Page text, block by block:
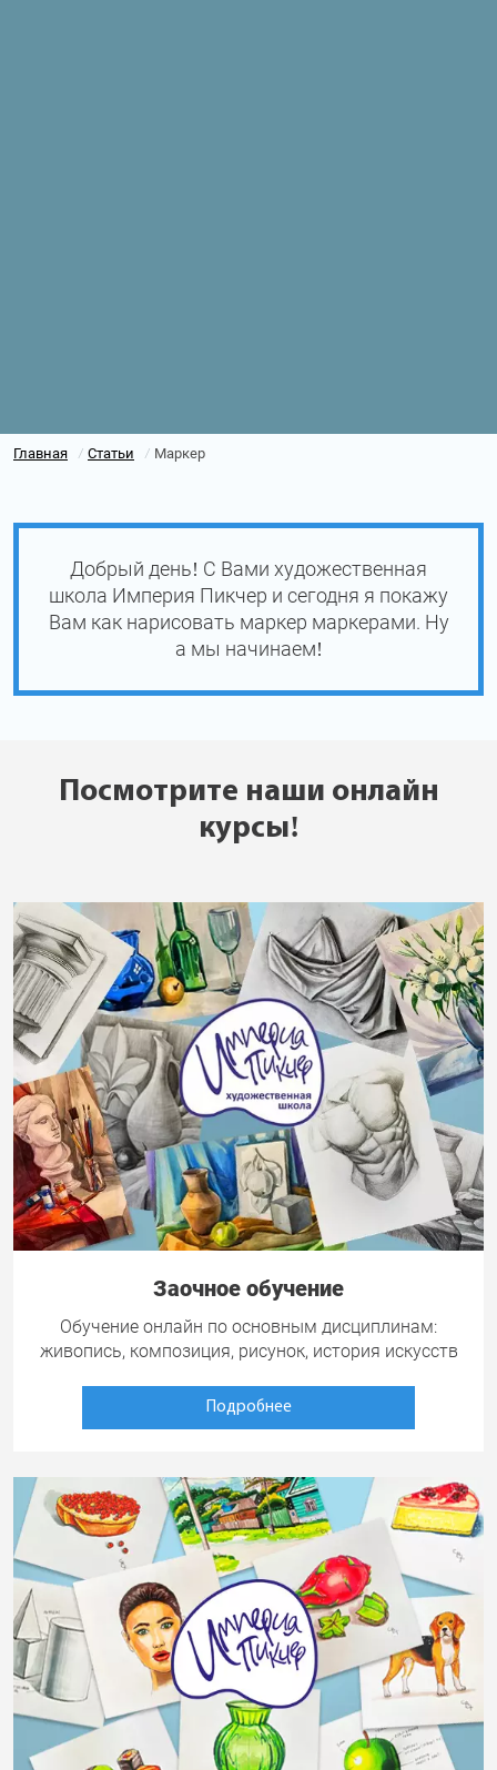
Главная / Статьи / Маркер
Добрый день! С Вами художественная
школа Империя Пикчер и сегодня я покажу
Вам как нарисовать маркер маркерами. Ну
а мы начинаем!
Посмотрите наши онлайн
курсы!
Заочное обучение
Обучение онлайн по основным дисциплинам:
живопись, композиция, рисунок, история искусств
Подробнее